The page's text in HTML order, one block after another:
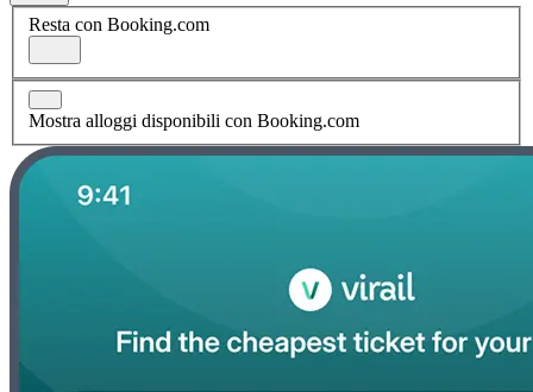
Resta con Booking.com
Mostra alloggi disponibili con Booking.com